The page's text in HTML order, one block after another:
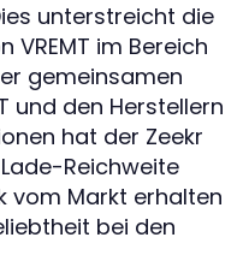
unterstreicht die
im Bereich
gemeinsamen
und den Herstellern
hat der Zeekr
Reichweite
vom Markt erhalten
bei den